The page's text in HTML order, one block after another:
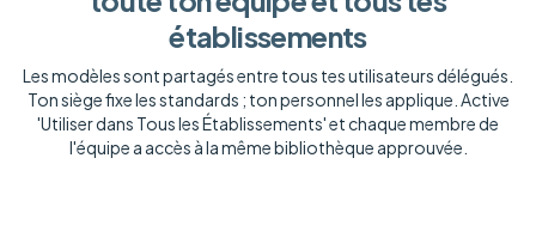
établissements
Les modèles sont partagés entre tous tes utilisateurs délégués.
Ton siège fixe les standards ; ton personnel les applique. Active
'Utiliser dans Tous les Établissements' et chaque membre de
l'équipe a accès à la même bibliothèque approuvée.